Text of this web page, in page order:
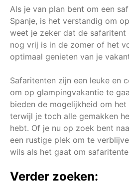
Als je van plan bent om een
Spanje, is het verstandig om
weet je zeker dat de
nog vrij is in de zomer of het
optimaal genieten van je
Safaritenten zijn een leuke en
om op glampingvakantie te
bieden de mogelijkheid om
terwijl je toch alle gemakken
hebt. Of je nu op zoek bent
een rustige plek om te
wils als het gaat om
Verder zoeken: